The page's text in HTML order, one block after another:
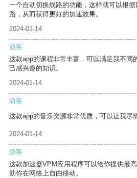
一个自动切换线路的功能，这样就可以根
路，从而获得更好的加速效果。
2024-01-14
游客
这款app的课程非常丰富，可以满足我不同
己感兴趣的知识。
2024-01-14
游客
这款app的音乐资源非常优质，可以让我尽
2024-01-14
游客
这款加速器VPM应用程序可以给你提供最
助你在网络上自由移动。